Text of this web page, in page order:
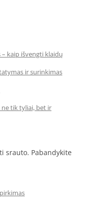
kaip išvengti klaidų
ir surinkimas
tik tyliai, bet ir
srauto. Pabandykite